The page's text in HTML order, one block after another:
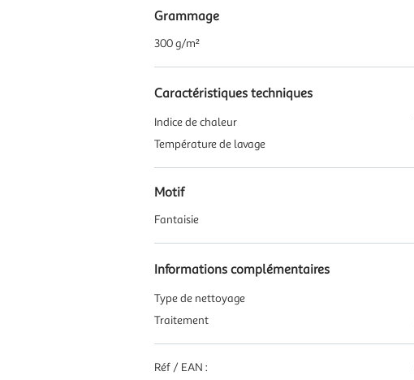
Grammage
300 g/m²
Caractéristiques techniques
Indice de chaleur
Température de lavage
Motif
Fantaisie
Informations complémentaires
Type de nettoyage
Traitement
Réf / EAN :